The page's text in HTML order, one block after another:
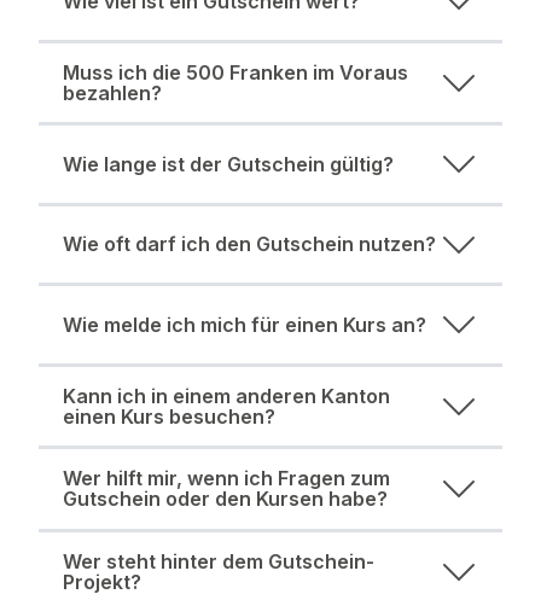
Muss ich die 500 Franken im Voraus
bezahlen?
Wie lange ist der Gutschein gültig?
Wie oft darf ich den Gutschein nutzen?
Wie melde ich mich für einen Kurs an?
Kann ich in einem anderen Kanton
einen Kurs besuchen?
Wer hilft mir, wenn ich Fragen zum
Gutschein oder den Kursen habe?
Wer steht hinter dem Gutschein-
Projekt?